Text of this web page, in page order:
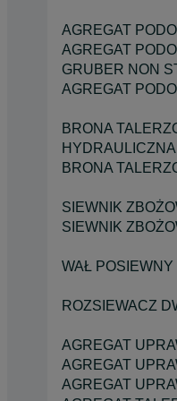
AGREGAT
AGREGAT
GRUBER NON
AGREGAT
BRONA
BRONA
SIEWNIK
SIEWNIK
WAŁ POSIEWNY
ROZSIEWACZ
AGREGAT
AGREGAT
AGREGAT